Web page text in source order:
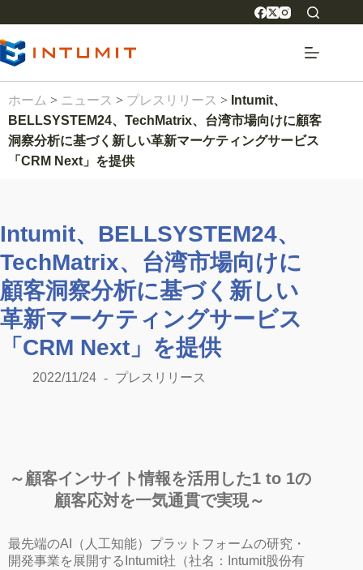
ホーム > ニュース > プレスリリース > Intumit、
BELLSYSTEM24、TechMatrix、台湾市場向けに顧客
洞察分析に基づく新しい革新マーケティングサービス
「CRM Next」を提供
Intumit、BELLSYSTEM24、
TechMatrix、台湾市場向けに
顧客洞察分析に基づく新しい
革新マーケティングサービス
「CRM Next」を提供
2022/11/24 プレスリリース
～顧客インサイト情報を活用した1 to 1の
顧客応対を一気通貫で実現～
最先端のAI（人工知能）プラットフォームの研究・
開発事業を展開するIntumit社（社名：Intumit股份有